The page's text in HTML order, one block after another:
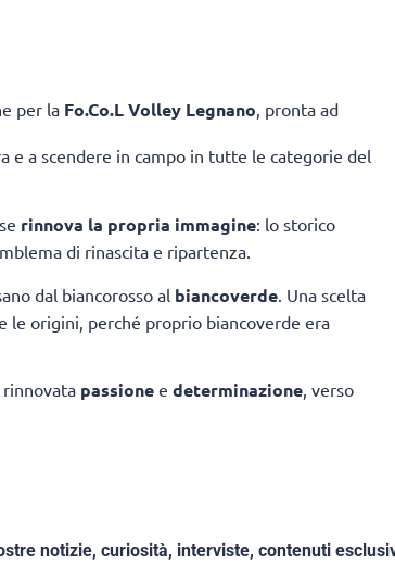
per la Fo.Co.L Volley Legnano , pronta ad
e a scendere in campo in tutte le categorie del
rinnova la propria immagine: lo storico
di rinascita e ripartenza.
dal biancorosso al biancoverde . Una scelta
le origini, perché proprio biancoverde era
rinnovata passione e determinazione, verso
notizie, curiosità, interviste, contenuti